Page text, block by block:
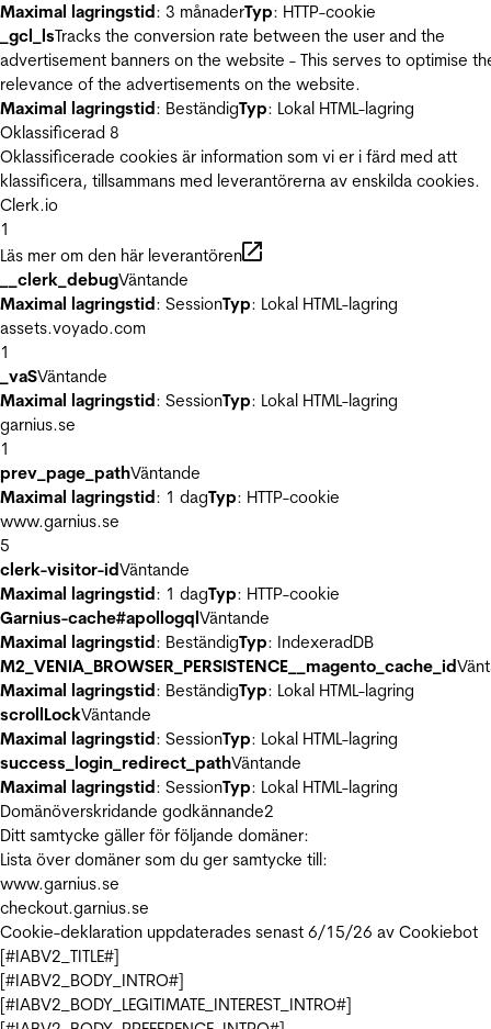
Maximal lagringstid: 3 månaderTyp: HTTP-cookie
_gcl_lsTracks the conversion rate between the user and the
advertisement banners on the website - This serves to optimise
relevance of the advertisements on the website.
Maximal lagringstid: BeständigTyp: Lokal HTML-lagring
Oklassificerad 8
Oklassificerade cookies är information som vi er i färd med att
klassificera, tillsammans med leverantörerna av enskilda cookies.
Clerk.io
1
Läs mer om den här leverantören
__clerk_debugVäntande
Maximal lagringstid: SessionTyp: Lokal HTML-lagring
assets.voyado.com
1
_vaSVäntande
Maximal lagringstid: SessionTyp: Lokal HTML-lagring
garnius.se
1
prev_page_pathVäntande
Maximal lagringstid: 1 dagTyp: HTTP-cookie
www.garnius.se
5
clerk-visitor-idVäntande
Maximal lagringstid: 1 dagTyp: HTTP-cookie
Garnius-cache#apollogqlVäntande
Maximal lagringstid: BeständigTyp: IndexeradDB
M2_VENIA_BROWSER_PERSISTENCE__magento_cache_id
Maximal lagringstid: BeständigTyp: Lokal HTML-lagring
scrollLockVäntande
Maximal lagringstid: SessionTyp: Lokal HTML-lagring
success_login_redirect_pathVäntande
Maximal lagringstid: SessionTyp: Lokal HTML-lagring
Domänöverskridande godkännande2
Ditt samtycke gäller för följande domäner:
Lista över domäner som du ger samtycke till:
www.garnius.se
checkout.garnius.se
Cookie-deklaration uppdaterades senast 6/15/26 av Cookiebot
[#IABV2_TITLE#]
[#IABV2_BODY_INTRO#]
[#IABV2_BODY_LEGITIMATE_INTEREST_INTRO#]